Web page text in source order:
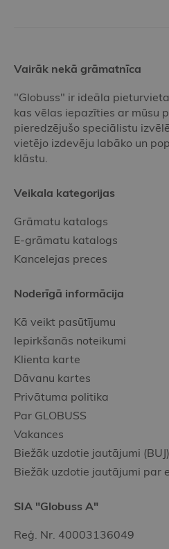
Vairāk nekā grāmatnīca
"Globuss" ir ideāla
kas vēlas iepazīties ar mūsu
pieredzējušo speciālistu
vietējo izdevēju labāko un
klāstu.
Veikala kategorijas
Grāmatu katalogs
E-grāmatu katalogs
Kancelejas preces
Noderīgā informācija
Kā veikt pasūtījumu
Iepirkšanās noteikumi
Klienta karte
Dāvanu kartes
Privātuma politika
Par GLOBUSS
Vakances
Biežāk uzdotie jautājumi (BUJ)
Biežāk uzdotie jautājumi par
SIA "Globuss A"
Reģ. Nr. 40003136049